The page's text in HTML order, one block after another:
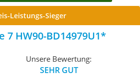
Leistungs-Sieger
7 HW90-BD14979U1
Unsere Bewertung:
SEHR GUT